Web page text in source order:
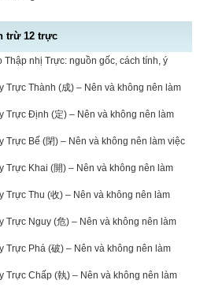
trừ 12 trực
nhị Trực: nguồn gốc, cách tính, ý
Trực Thành (成) – Nên và không nên làm
Trực Định (定) – Nên và không nên làm
Trực Bế (閉) – Nên và không nên làm việc
Trực Khai (開) – Nên và không nên làm
Trực Thu (收) – Nên và không nên làm
Trực Nguy (危) – Nên và không nên làm
Trực Phá (破) – Nên và không nên làm
Trực Chấp (執) – Nên và không nên làm